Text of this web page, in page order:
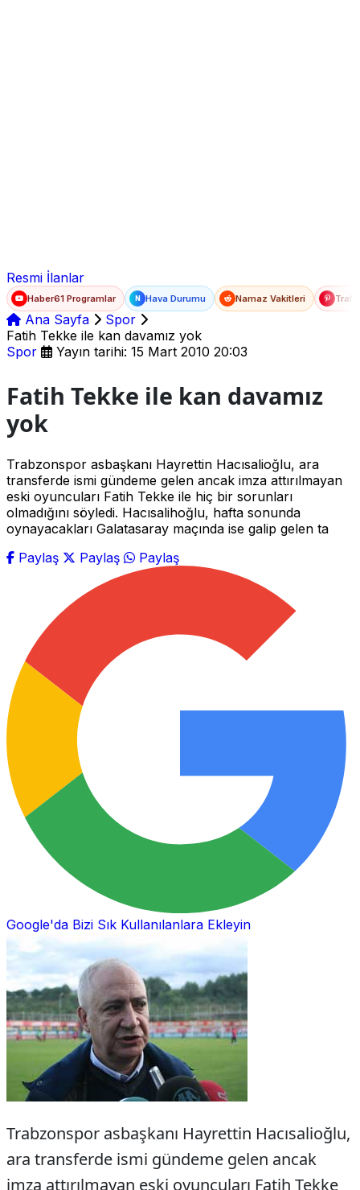
Resmi İlanlar
Haber61 Programlar N Hava Durumu Namaz Vakitleri
Ana Sayfa
Spor
Fatih Tekke ile kan davamız yok
Spor
Yayın tarihi: 15 Mart 2010 20:03
Fatih Tekke ile kan davamız
yok
Trabzonspor asbaşkanı Hayrettin Hacısalioğlu, ara
transferde ismi gündeme gelen ancak imza attırılmayan
eski oyuncuları Fatih Tekke ile hiç bir sorunları
olmadığını söyledi. Hacısalihoğlu, hafta sonunda
oynayacakları Galatasaray maçında ise galip gelen ta
Paylaş
Paylaş Paylaş
Google'da Bizi Sık Kullanılanlara Ekleyin
Trabzonspor asbaşkanı Hayrettin Hacısalioğlu,
ara transferde ismi gündeme gelen ancak
imza attırılmayan eski oyuncuları Fatih Tekke